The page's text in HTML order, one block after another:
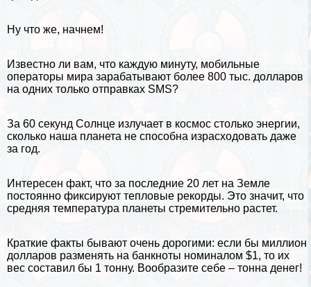
Ну что же, начнем!
Известно ли вам, что каждую минуту, мобильные
операторы мира заpaбатывают более 800 тыс. долларов
на одних только отправках SMS?
За 60 секунд Солнце излучает в космос столько энергии,
сколько наша планета не способна израсходовать даже
за год.
Интересен факт, что за последние 20 лет на Земле
постоянно фиксируют тепловые рекорды. Это значит, что
средняя температура планеты стремительно растет.
Краткие факты бывают очень дорогими: если бы миллион
долларов разменять на банкноты номиналом $1, то их
вес составил бы 1 тонну. Вообразите себе – тонна денег!